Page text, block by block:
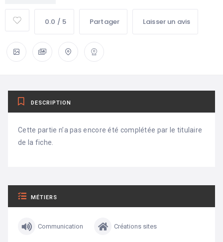
0.0 / 5 Partager Laisser un avis
DESCRIPTION
Cette partie n’a pas encore été complétée par le titulaire
de la fiche.
MÉTIERS
Communication Créations sites